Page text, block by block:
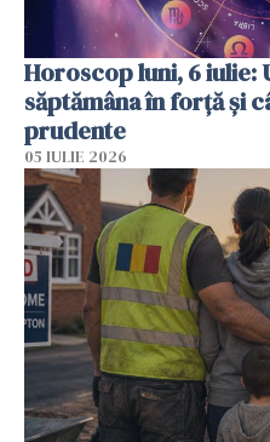
Horoscop luni, 6 iulie:
săptămâna în forță și
prudente
05 IULIE 2026